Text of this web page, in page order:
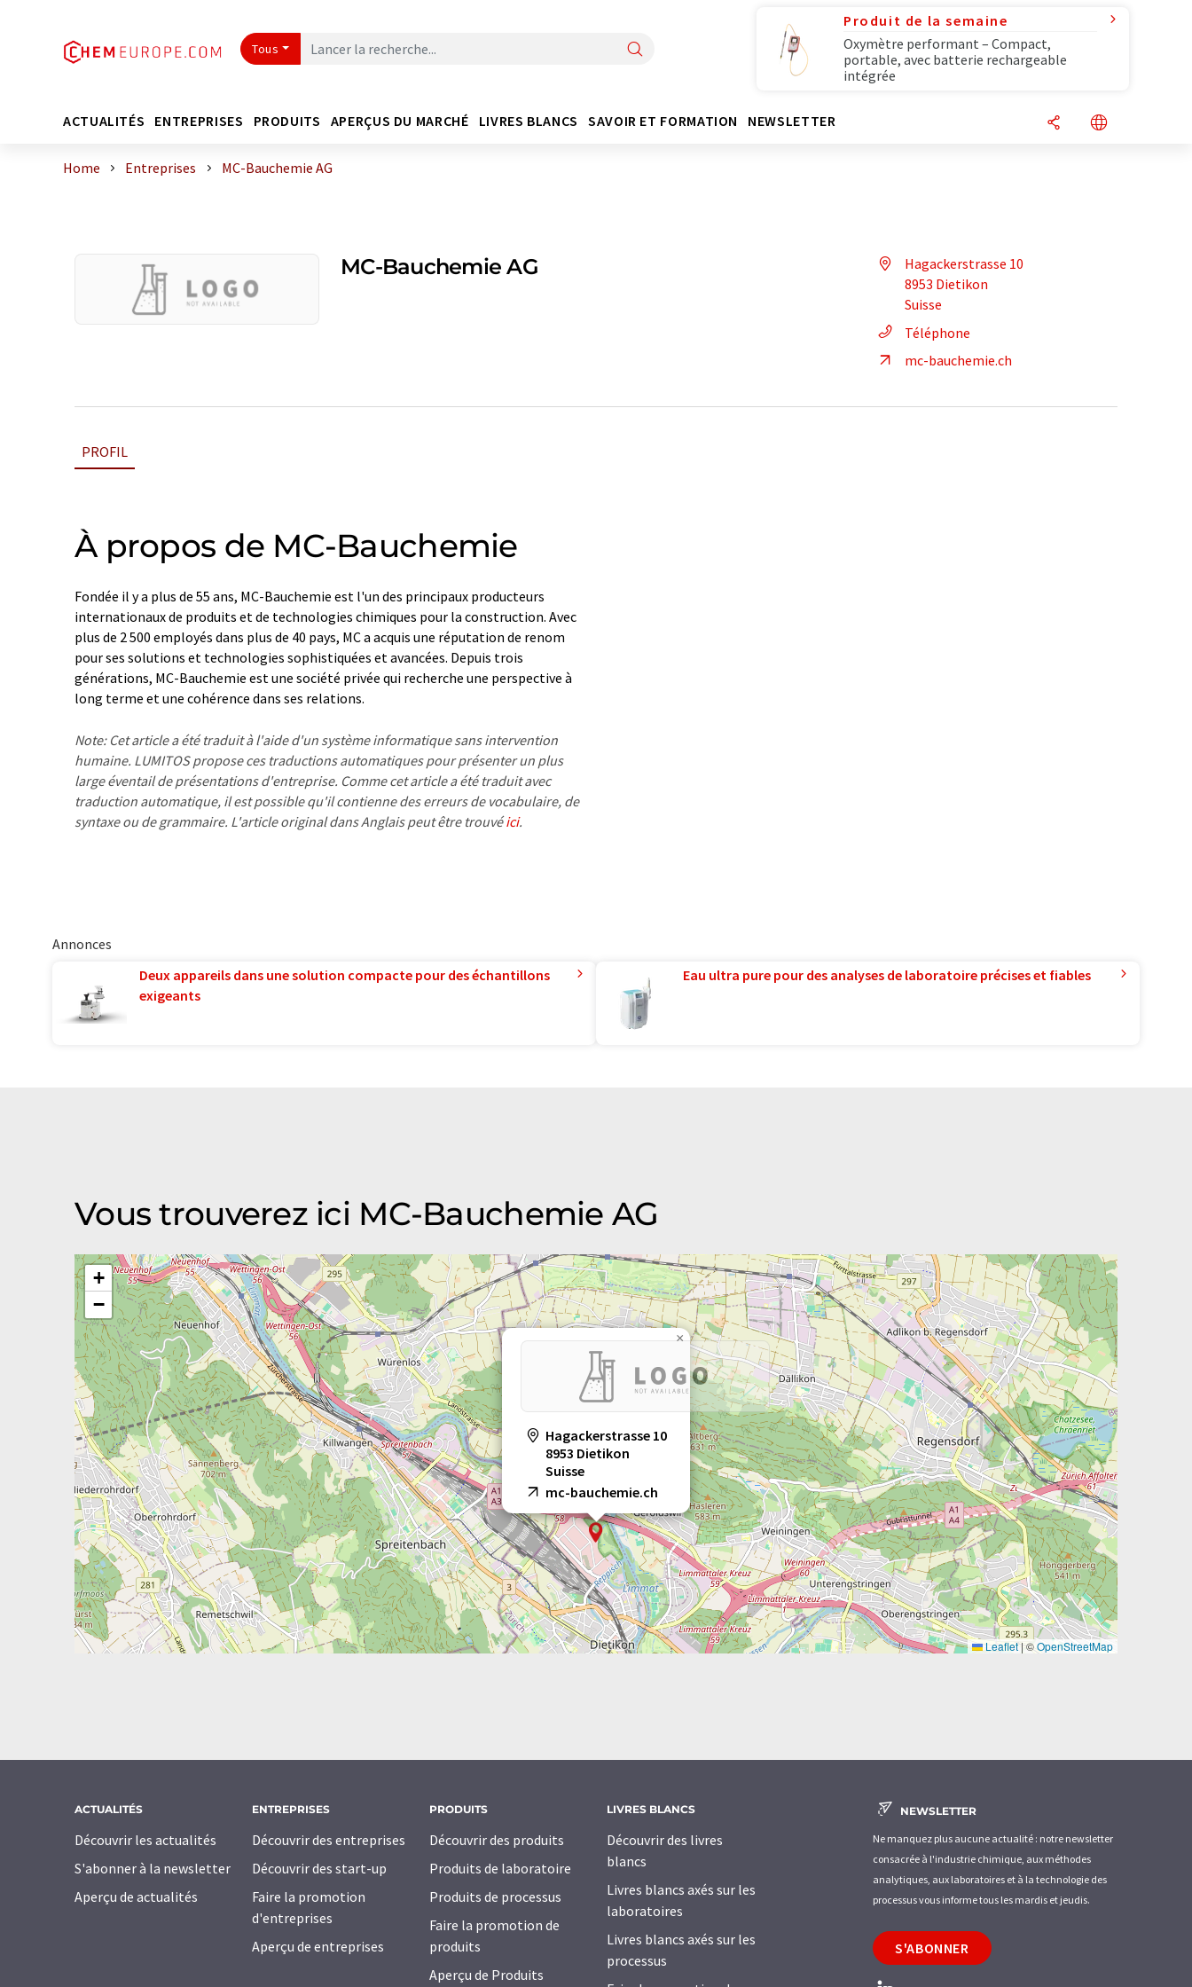
Tous
Produit de la semaine
Oxymètre performant – Compact,
portable, avec batterie rechargeable
intégrée
ACTUALITÉS ENTREPRISES PRODUITS APERÇUS DU MARCHÉ LIVRES BLANCS SAVOIR ET FORMATION NEWSLETTER
Home Entreprises MC-Bauchemie AG
MC-Bauchemie AG
Hagackerstrasse 10
8953 Dietikon
Suisse
Téléphone
mc-bauchemie.ch
PROFIL
À propos de MC-Bauchemie
Fondée il y a plus de 55 ans, MC-Bauchemie est l'un des principaux producteurs
internationaux de produits et de technologies chimiques pour la construction. Avec
plus de 2 500 employés dans plus de 40 pays, MC a acquis une réputation de renom
pour ses solutions et technologies sophistiquées et avancées. Depuis trois
générations, MC-Bauchemie est une société privée qui recherche une perspective à
long terme et une cohérence dans ses relations.
Note: Cet article a été traduit à l'aide d'un système informatique sans intervention
humaine. LUMITOS propose ces traductions automatiques pour présenter un plus
large éventail de présentations d'entreprise. Comme cet article a été traduit avec
traduction automatique, il est possible qu'il contienne des erreurs de vocabulaire, de
syntaxe ou de grammaire. L'article original dans Anglais peut être trouvéici.
Annonces
Deux appareils dans une solution compacte pour des échantillons
exigeants
Eau ultra pure pour des analyses de laboratoire précises et fiables
Vous trouverez ici MC-Bauchemie AG
Hagackerstrasse 10
8953 Dietikon
Suisse
mc-bauchemie.ch
×
+
−
Leaflet |©OpenStreetMap
ACTUALITÉS
Découvrir les actualités
S'abonner à la newsletter
Aperçu de actualités
ENTREPRISES
Découvrir des entreprises
Découvrir des start-up
Faire la promotion
d'entreprises
Aperçu de entreprises
PRODUITS
Découvrir des produits
Produits de laboratoire
Produits de processus
Faire la promotion de
produits
Aperçu de Produits
LIVRES BLANCS
Découvrir des livres
blancs
Livres blancs axés sur les
laboratoires
Livres blancs axés sur les
processus
NEWSLETTER
Ne manquez plus aucune actualité : notre newsletter
consacrée à l'industrie chimique, aux méthodes
analytiques, aux laboratoires et à la technologie des
processus vous informe tous les mardis et jeudis.
S'ABONNER